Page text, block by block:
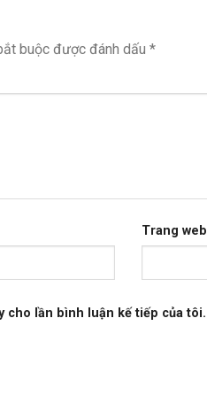
buộc được đánh dấu *
Trang web
cho lần bình luận kế tiếp của tôi.